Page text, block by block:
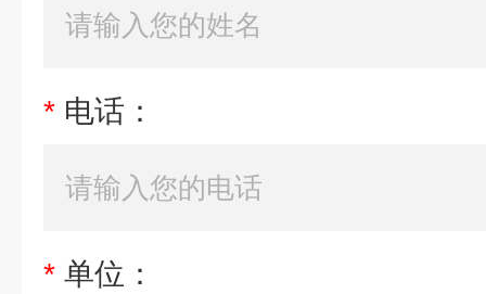
* 电话：
* 单位：